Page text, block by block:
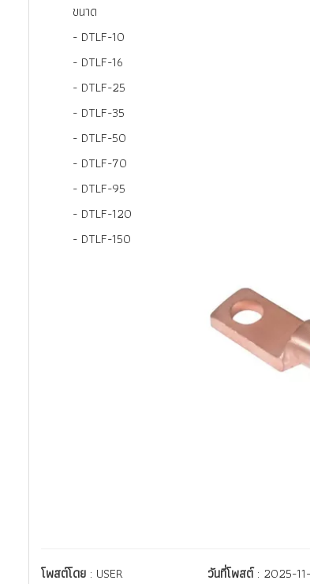
ขนาด
- DTLF-10
- DTLF-16
- DTLF-25
- DTLF-35
- DTLF-50
- DTLF-70
- DTLF-95
- DTLF-120
- DTLF-150
โพสต์โดย : USER วันที่โพสต์: 2025-